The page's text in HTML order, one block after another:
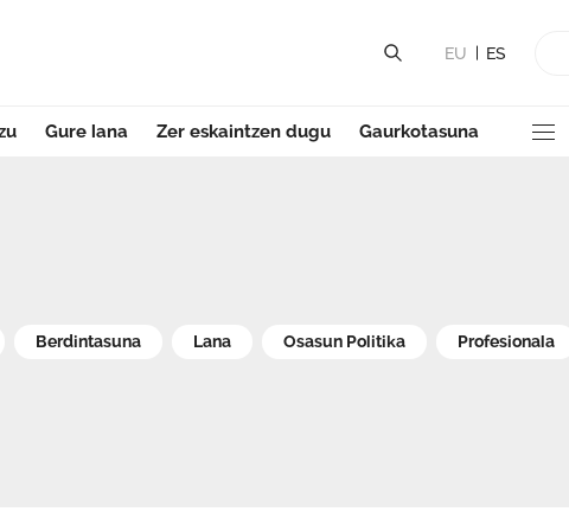
EU
ES
Gure lana Zer eskaintzen dugu Gaurkotasuna
Berdintasuna Lana Osasun Politika Profesionala